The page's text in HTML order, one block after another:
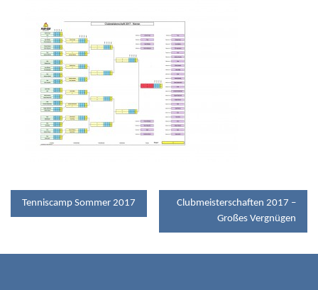
BEITRAGSNAVIGATION
Tenniscamp Sommer 2017
Clubmeisterschaften 2017 –
Großes Vergnügen